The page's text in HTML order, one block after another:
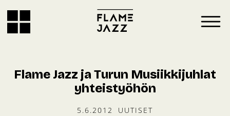
Flame Jazz ja Turun Musiikkijuhlat
yhteistyöhön
5.6.2012 UUTISET